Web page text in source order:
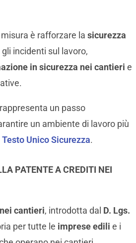
è rafforzare la sicurezza
incidenti sul lavoro,
in sicurezza nei cantieri e
rappresenta un passo
un ambiente di lavoro più
Testo Unico Sicurezza.
PATENTE A CREDITI NEI
cantieri, introdotta dal D. Lgs.
per tutte le imprese edili e i